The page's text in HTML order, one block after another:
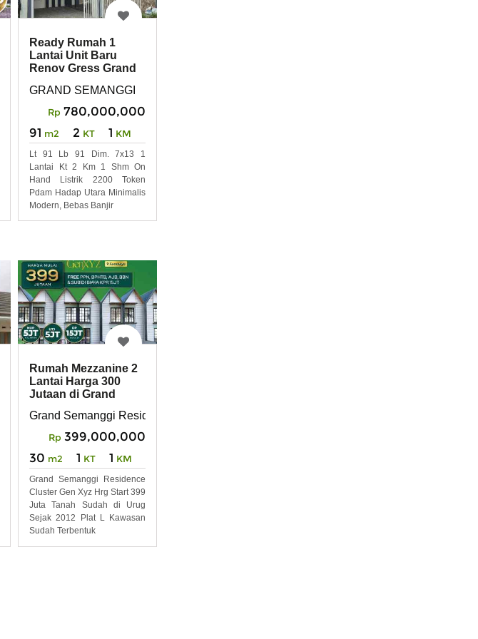
Ready Rumah 1
Lantai Unit Baru
Renov Gress Grand
GRAND SEMANGGI
Rp 780,000,000
91 m2 2 KT 1 KM
Lt 91 Lb 91 Dim. 7x13 1
Lantai Kt 2 Km 1 Shm On
Hand Listrik 2200 Token
Pdam Hadap Utara Minimalis
Modern, Bebas Banjir
Rumah Mezzanine 2
Lantai Harga 300
Jutaan di Grand
Grand Semanggi Residence
Rp 399,000,000
30 m2 1 KT 1 KM
Grand Semanggi Residence
Cluster Gen Xyz Hrg Start 399
Juta Tanah Sudah di Urug
Sejak 2012 Plat L Kawasan
Sudah Terbentuk